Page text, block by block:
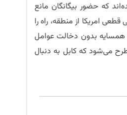
که حضور بیگانگان مانع
امریکا از منطقه، راه را
بدون دخالت عوامل
می‌شود که کابل به دنبال